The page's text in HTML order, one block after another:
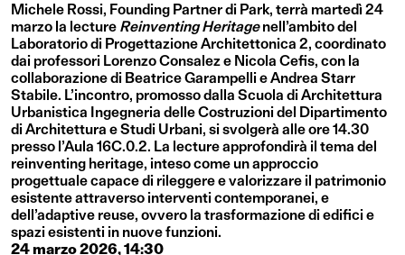
Michele Rossi, Founding Partner di Park, terrà martedì 24
marzo la lecture Reinventing Heritagenell’ambito del
Laboratorio di Progettazione Architettonica 2, coordinato
dai professori Lorenzo Consalez e Nicola Cefis, con la
collaborazione di Beatrice Garampelli e Andrea Starr
Stabile. L’incontro, promosso dalla Scuola di Architettura
Urbanistica Ingegneria delle Costruzioni del Dipartimento
di Architettura e Studi Urbani, si svolgerà alle ore 14.30
presso l’Aula 16C.0.2. La lecture approfondirà il tema del
reinventing heritage, inteso come un approccio
progettuale capace di rileggere e valorizzare il patrimonio
esistente attraverso interventi contemporanei, e
dell’adaptive reuse, ovvero la trasformazione di edifici e
spazi esistenti in nuove funzioni.
24 marzo 2026, 14:30